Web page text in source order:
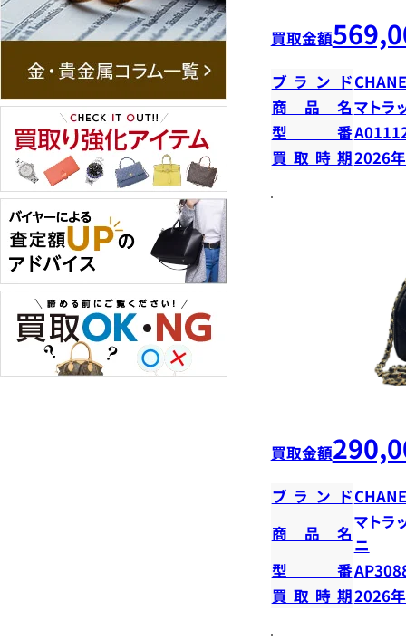
買取金額
ブランド
商品名マトラ
型番
買取時期2026
買取金額
ブランド
商品名
マトラ
ニ
型番
買取時期2026